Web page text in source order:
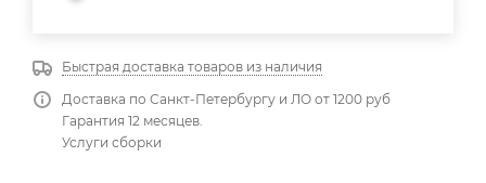
Быстрая доставка товаров из наличия
Доставка по Санкт-Петербургу и ЛО от 1200 руб
Гарантия 12 месяцев.
Услуги сборки